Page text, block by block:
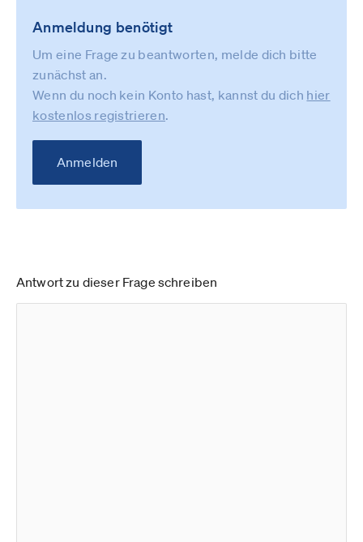
Anmeldung benötigt
Um eine Frage zu beantworten, melde dich bitte
zunächst an.
Wenn du noch kein Konto hast, kannst du dich hier
kostenlos registrieren.
Anmelden
Antwort zu dieser Frage schreiben